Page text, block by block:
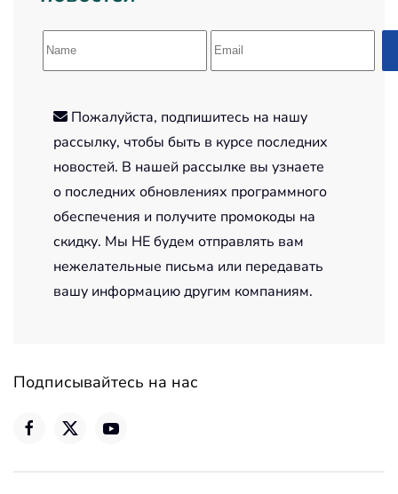
Пожалуйста, подпишитесь на нашу
рассылку, чтобы быть в курсе последних
новостей. В нашей рассылке вы узнаете
о последних обновлениях программного
обеспечения и получите промокоды на
скидку. Мы НЕ будем отправлять вам
нежелательные письма или передавать
вашу информацию другим компаниям.
Подписывайтесь на нас